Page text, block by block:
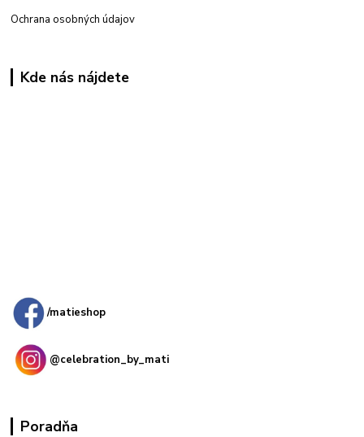
Ochrana osobných údajov
Kde nás nájdete
/matieshop
@celebration_by_mati
Poradňa